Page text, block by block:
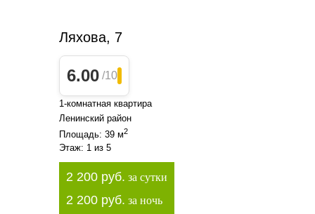
Ляхова, 7
6.00 /10
1-комнатная квартира
Ленинский район
Площадь: 39 м2
Этаж: 1 из 5
2 200 руб. за сутки
2 200 руб. за ночь